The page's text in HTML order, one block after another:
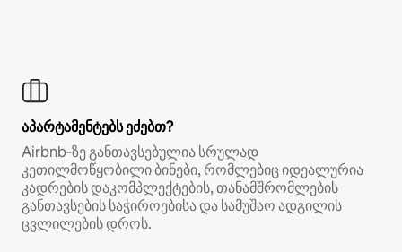
აპარტამენტებს ეძებთ?
Airbnb‑ზე განთავსებულია სრულად
კეთილმოწყობილი ბინები, რომლებიც იდეალურია
კადრების დაკომპლექტების, თანამშრომლების
განთავსების საჭიროებისა და სამუშაო ადგილის
ცვლილების დროს.